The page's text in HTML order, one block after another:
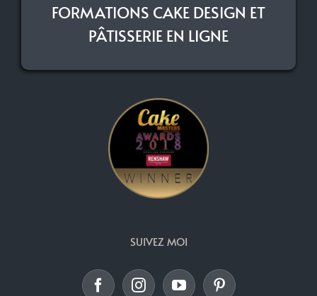
FORMATIONS CAKE DESIGN ET
PÂTISSERIE EN LIGNE
SUIVEZ MOI